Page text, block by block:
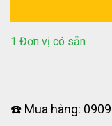
1 Đơn vị có sẵn
☎️ Mua hàng: